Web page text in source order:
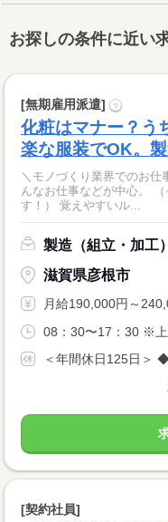
お探しの条件に近い
[無期雇用派遣] ?
化粧はマナー？う
楽な服装でOK。
＼モノづくり業界でのお仕
んなお仕事などが中心。
す！） 覚えやすいル...
製造（組立・加工）
滋賀県彦根市
月給190,000円～
08：30〜17：30 ※
＜年間休日125日＞
[契約社員]